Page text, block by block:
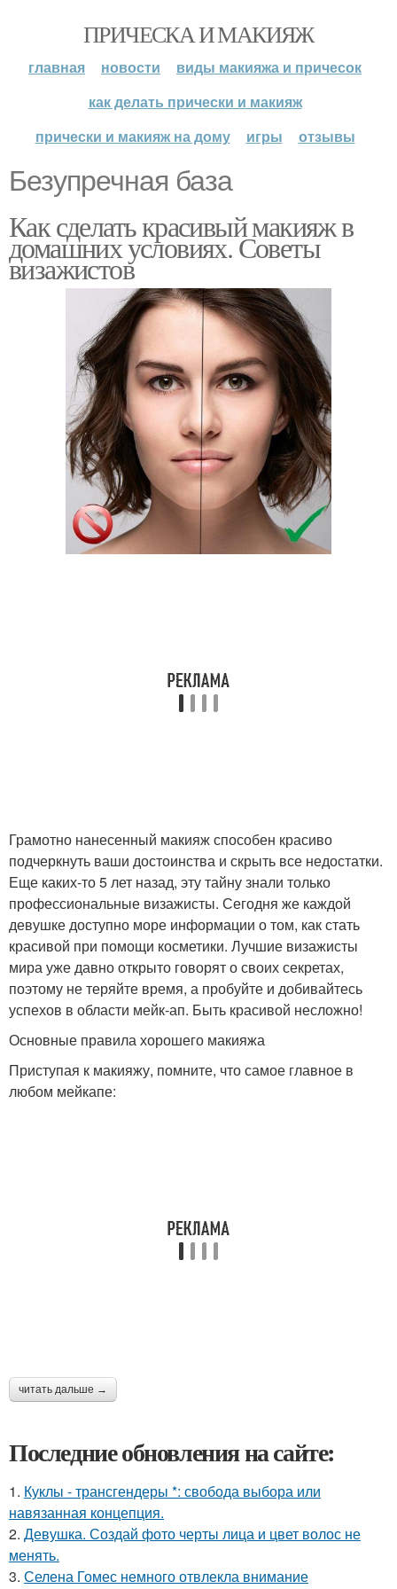
ПРИЧЕСКА И МАКИЯЖ
главная новости
виды макияжа и причесок
как делать прически и макияж
прически и макияж на дому
игры отзывы
Безупречная база
Как сделать красивый макияж в
домашних условиях. Советы
визажистов
Грамотно нанесенный макияж способен красиво
подчеркнуть ваши достоинства и скрыть все недостатки.
Еще каких-то 5 лет назад, эту тайну знали только
профессиональные визажисты. Сегодня же каждой
девушке доступно море информации о том, как стать
красивой при помощи косметики. Лучшие визажисты
мира уже давно открыто говорят о своих секретах,
поэтому не теряйте время, а пробуйте и добивайтесь
успехов в области мейк-ап. Быть красивой несложно!
Основные правила хорошего макияжа
Приступая к макияжу, помните, что самое главное в
любом мейкапе:
читать дальше →
Последние обновления на сайте:
1. Куклы - трансгендеры *: свобода выбора или
навязанная концепция.
2. Девушка. Создай фото черты лица и цвет волос не
менять.
3. Селена Гомес немного отвлекла внимание